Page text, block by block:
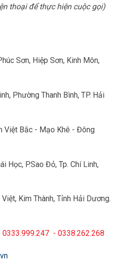
thoại để thực hiện cuộc gọi)
Sơn, Hiệp Sơn, Kinh Môn,
Phường Thanh Bình, TP. Hải
Việt Bắc - Mạo Khê - Đông
Học, P.Sao Đỏ, Tp. Chí Linh,
Kim Thành, Tỉnh Hải Dương.
0333.999.247 - 0338.262.268